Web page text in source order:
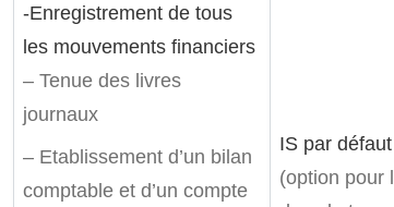
-Enregistrement de tous
les mouvements financiers
– Tenue des livres
journaux
– Etablissement d’un bilan
comptable et d’un compte
IS par défaut
(option pour